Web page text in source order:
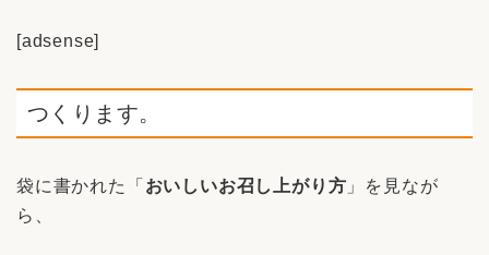
[adsense]
つくります。
袋に書かれた「 おいしいお召し上がり方 」を見なが
ら、